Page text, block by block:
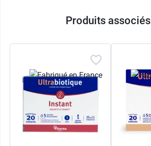
Produits associés